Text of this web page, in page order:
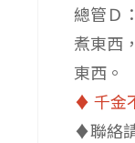
總管Ｄ
煮東西
東西。
♦️ 千金
♦️聯絡